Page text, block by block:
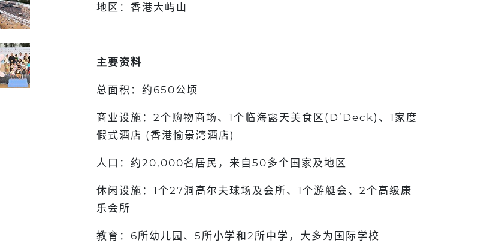
地区：香港大屿山
主要资料
总面积：约650公顷
商业设施：2个购物商场、1个临海露天美食区(D’Deck)、1家度
假式酒店 (香港愉景湾酒店)
人口：约20,000名居民，来自50多个国家及地区
休闲设施：1个27洞高尔夫球场及会所、1个游艇会、2个高级康
乐会所
教育：6所幼儿园、5所小学和2所中学，大多为国际学校